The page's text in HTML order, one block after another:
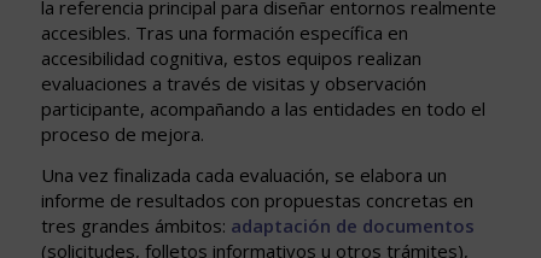
la referencia principal para diseñar entornos realmente
accesibles. Tras una formación específica en
accesibilidad cognitiva, estos equipos realizan
evaluaciones a través de visitas y observación
participante, acompañando a las entidades en todo el
proceso de mejora.
Una vez finalizada cada evaluación, se elabora un
informe de resultados con propuestas concretas en
tres grandes ámbitos: adaptación de documentos
(solicitudes, folletos informativos u otros trámites),